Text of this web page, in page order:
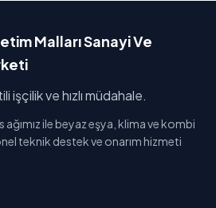
Malları Sanayi Ve
işçilik ve hızlı müdahale.
ağımız ile beyaz eşya, klima ve kombi
teknik destek ve onarım hizmeti